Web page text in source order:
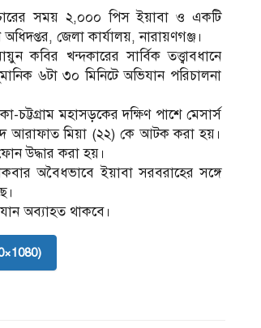
সময় ২,০০০ পিস ইয়াবা ও একটি
জেলা কার্যালয়, নারায়ণগঞ্জ।
কবির খন্দকারের সার্বিক তত্ত্বাবধানে
৬টা ৩০ মিনিটে অভিযান পরিচালনা
চট্টগ্রাম মহাসড়কের দক্ষিণ পাশে মেসার্স
আরাফাত মিয়া (২২) কে আটক করা হয়।
উদ্ধার করা হয়।
অবৈধভাবে ইয়াবা সরবরাহের সঙ্গে
অব্যাহত থাকবে।